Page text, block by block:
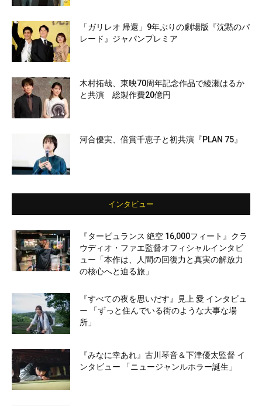
「ガリレオ 帰還」9年ぶりの劇場版『沈黙のパ
レード』ジャパンプレミア
木村拓哉、東映70周年記念作品で綾瀬はるか
と共演 総製作費20億円
河合優実、倍賞千恵子と初共演『PLAN 75』
インタビュー
『タービュランス 絶空 16,000フィート』クラ
ウディオ・ファエ監督オフィシャルインタビ
ュー「本作は、人間の回復力と真実の解放力
の核心へと迫る旅」
『すべての夜を思いだす』見上 愛 インタビュ
ー 「ずっと住んでいる街のような大事な場
所」
『みなに幸あれ』古川琴音＆下津優太監督 イ
ンタビュー 「ニュージャンルホラー誕生」